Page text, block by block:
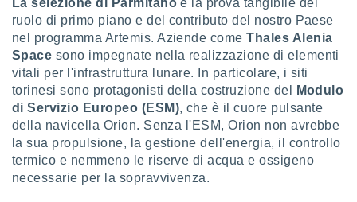
delle
dei
e degli
nostri
La selezione di Parmitano è la prova tangibile del
ruolo di primo piano e del contributo del nostro Paese
nel programma Artemis. Aziende comeThales Alenia
Space sono impegnate nella realizzazione di elementi
vitali per l'infrastruttura lunare. In particolare, i siti
torinesi sono protagonisti della costruzione del
Modulo
di Servizio Europeo (ESM), che è il cuore pulsante
della navicella Orion. Senza l'ESM, Orion non avrebbe
la sua propulsione, la gestione dell'energia, il controllo
termico e nemmeno le riserve di acqua e ossigeno
necessarie per la sopravvivenza.